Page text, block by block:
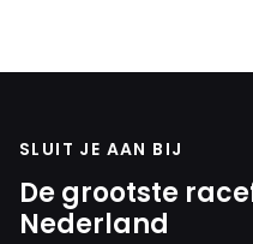
9 juni 16:05
Ook mijn gedachte,
hij zich daarbij
SLUIT JE AAN BIJ
De grootste
Nederland